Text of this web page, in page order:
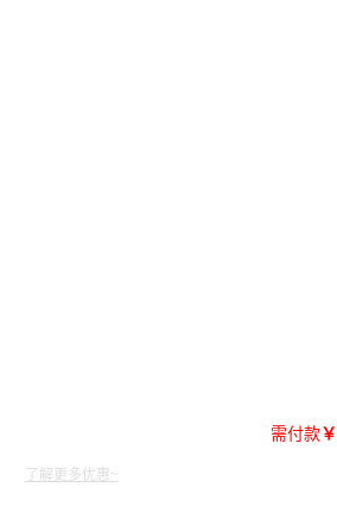
需付款￥
了解更多优惠~